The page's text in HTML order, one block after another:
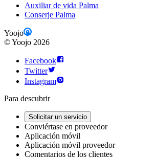
Auxiliar de vida Palma
Conserje Palma
Yoojo
©Yoojo 2026
Facebook
Twitter
Instagram
Para descubrir
Solicitar un servicio
Conviértase en proveedor
Aplicación móvil
Aplicación móvil proveedor
Comentarios de los clientes